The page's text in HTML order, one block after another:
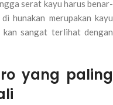
serat kayu harus benar-
hunakan merupakan kayu
sangat terlihat dengan
yang paling